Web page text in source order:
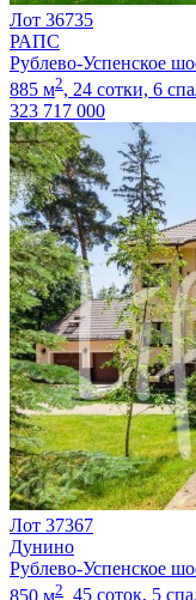
Лот 36735
РАПС
Рублево-Успенское
885 м2, 24 сотки, 6
323 717 000
Лот 37367
Дунино
Рублево-Успенское
850 м2, 45 соток, 5